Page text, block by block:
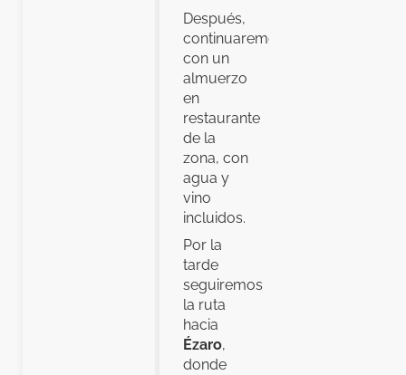
Después,
continuaremos
con un
almuerzo
en
restaurante
de la
zona, con
agua y
vino
incluidos.
Por la
tarde
seguiremos
la ruta
hacia
Ézaro,
donde